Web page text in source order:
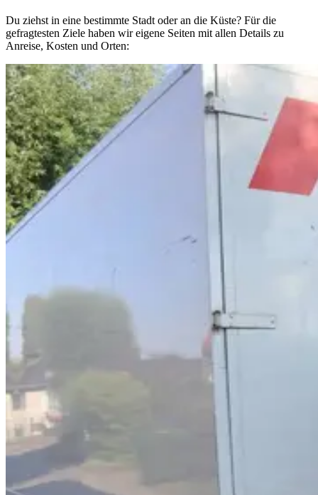
Du ziehst in eine bestimmte Stadt oder an die Küste? Für die
gefragtesten Ziele haben wir eigene Seiten mit allen Details zu
Anreise, Kosten und Orten: